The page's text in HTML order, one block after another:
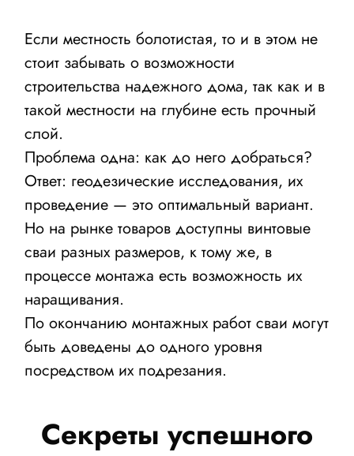
Если местность болотистая, то и в этом не
стоит забывать о возможности
строительства надежного дома, так как и в
такой местности на глубине есть прочный
слой.
Проблема одна: как до него добраться?
Ответ: геодезические исследования, их
проведение — это оптимальный вариант.
Но на рынке товаров доступны винтовые
сваи разных размеров, к тому же, в
процессе монтажа есть возможность их
наращивания.
По окончанию монтажных работ сваи могут
быть доведены до одного уровня
посредством их подрезания.
Секреты успешного